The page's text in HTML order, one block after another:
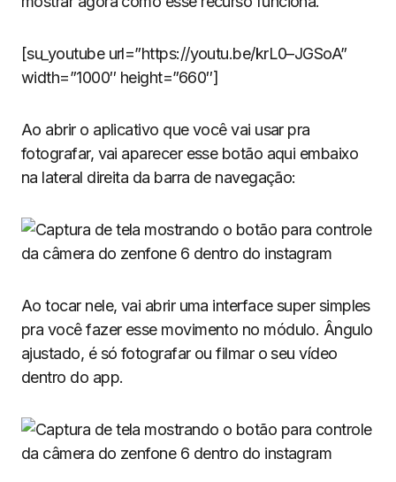
[su_youtube url=”https://youtu.be/krL0–JGSoA”
width=”1000″ height=”660″]
Ao abrir o aplicativo que você vai usar pra
fotografar, vai aparecer esse botão aqui embaixo
na lateral direita da barra de navegação:
Ao tocar nele, vai abrir uma interface super simples
pra você fazer esse movimento no módulo. Ângulo
ajustado, é só fotografar ou filmar o seu vídeo
dentro do app.